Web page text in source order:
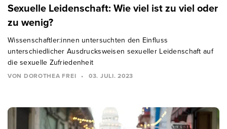
Sexuelle Leidenschaft: Wie viel ist zu viel oder
zu wenig?
Wissenschaftler:innen untersuchten den Einfluss
unterschiedlicher Ausdrucksweisen sexueller Leidenschaft auf
die sexuelle Zufriedenheit
VON DOROTHEA FREI • 03. JULI. 2023